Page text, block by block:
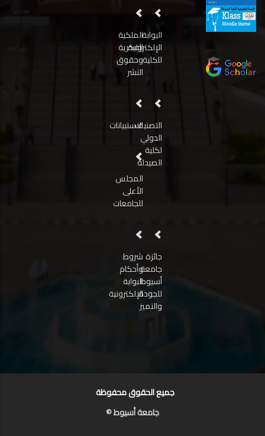
البوابة
الإلكترونية
للكلية
الملكية
الفكرية
وحقوق
النشر
التصنيف
الدولي
لكلية
الصيدلة
الاستبيانات
المجلس
الأعلى
للجامعات
جائزة
جامعة
أسيوط
للجودة
والتميز
شروط
وأحكام
البوابة
الإلكترونية
جميع الحقوق محفوظة
جامعة أسيوط ©